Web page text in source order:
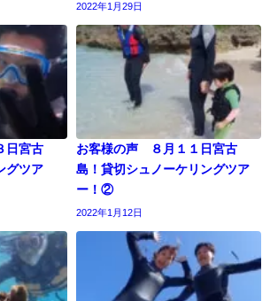
2022年1月29日
日宮古
グツア
お客様の声 ８月１１日宮古
島！貸切シュノーケリングツア
ー！②
2022年1月12日